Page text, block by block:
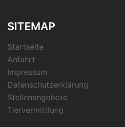
SITEMAP
Startseite
Anfahrt
Impressum
Datenschutzerklärung
Stellenangebote
Tiervermittlung